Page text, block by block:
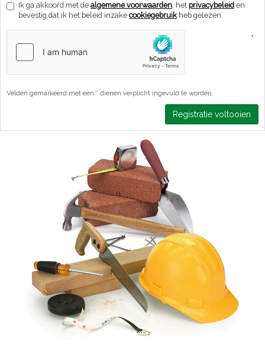
Ik ga akkoord met de algemene voorwaarden, het privacybeleid en
bevestig dat ik het beleid inzake cookiegebruikheb gelezen.
*
Velden gemarkeerd met een dienen verplicht ingevuld te worden.
Registratie voltooien